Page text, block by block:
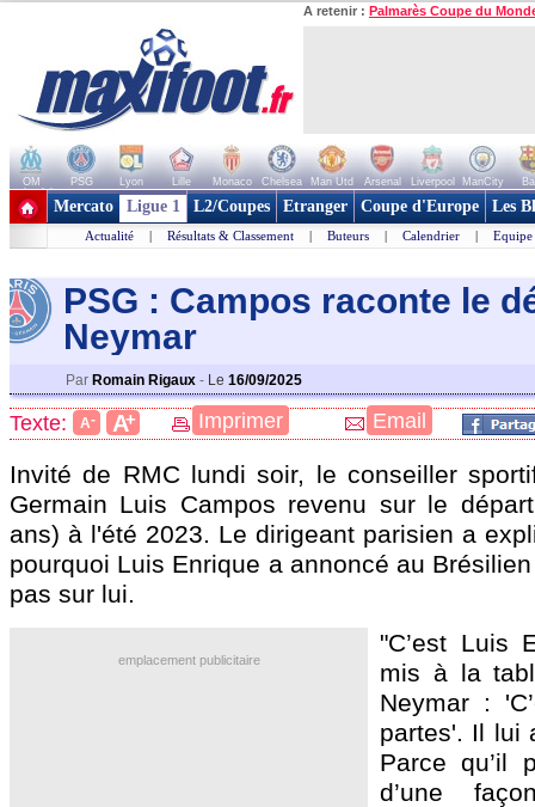
A retenir : Palmarès Coupe du
OM PSG Lyon Lille Monaco Chelsea Man Utd Arsenal Liverpool ManCity
+ de clubs
Mercato Ligue 1 L2/Coupes Etranger Coupe d'Europe Les
Actualité | Résultats & Classement | Buteurs | Calendrier | Equipe
PSG : Campos raconte le
Neymar
Par Romain Rigaux - Le 16/09/2025
Texte: A- A+ Imprimer Email
Invité de RMC lundi soir, le conseiller
Germain Luis Campos revenu sur le
ans) à l'été 2023. Le dirigeant parisien a
pourquoi Luis Enrique a annoncé au
pas sur lui.
emplacement publicitaire
"C’est Luis
mis à la
Neymar :
partes'. Il lui
Parce qu’il
d’une